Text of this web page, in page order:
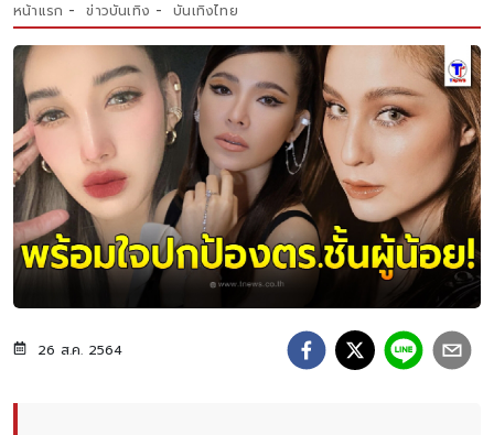
หน้าแรก ข่าวบันเทิง บันเทิงไทย
26 ส.ค. 2564